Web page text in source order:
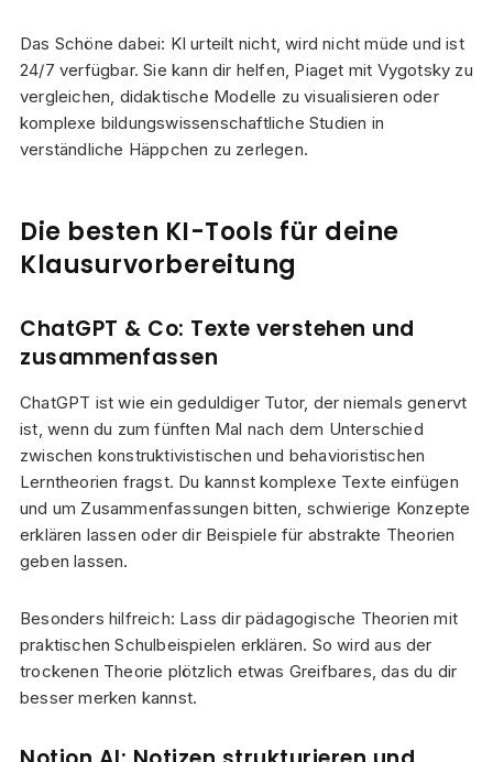
Das Schöne dabei: KI urteilt nicht, wird nicht müde und ist
24/7 verfügbar. Sie kann dir helfen, Piaget mit Vygotsky zu
vergleichen, didaktische Modelle zu visualisieren oder
komplexe bildungswissenschaftliche Studien in
verständliche Häppchen zu zerlegen.
Die besten KI-Tools für deine
Klausurvorbereitung
ChatGPT & Co: Texte verstehen und
zusammenfassen
ChatGPT ist wie ein geduldiger Tutor, der niemals genervt
ist, wenn du zum fünften Mal nach dem Unterschied
zwischen konstruktivistischen und behavioristischen
Lerntheorien fragst. Du kannst komplexe Texte einfügen
und um Zusammenfassungen bitten, schwierige Konzepte
erklären lassen oder dir Beispiele für abstrakte Theorien
geben lassen.
Besonders hilfreich: Lass dir pädagogische Theorien mit
praktischen Schulbeispielen erklären. So wird aus der
trockenen Theorie plötzlich etwas Greifbares, das du dir
besser merken kannst.